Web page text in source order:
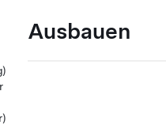
Ausbauen